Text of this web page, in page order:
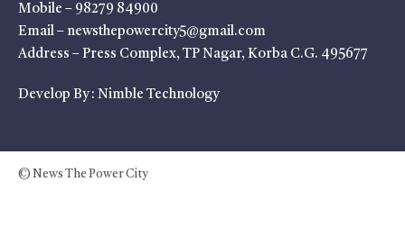
Mobile – 98279 84900
Email – newsthepowercity5@gmail.com
Address – Press Complex, TP Nagar, Korba C.G. 495677
Develop By : Nimble Technology
© News The Power City